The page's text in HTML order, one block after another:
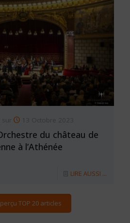
sur 13 Octobre 2023
du château de
à l’Athénée
LIRE AUSSI ...
TOP 20 articles